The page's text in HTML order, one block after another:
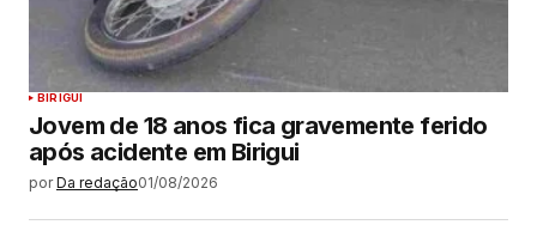
BIRIGUI
Jovem de 18 anos fica gravemente ferido
após acidente em Birigui
por Da redação01/08/2026